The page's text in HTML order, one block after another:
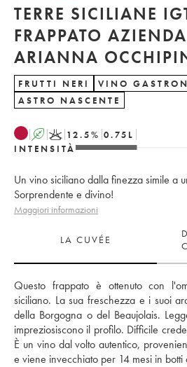
TERRE SICILIANE
FRAPPATO
FRUTTI NERI
VINO
ASTRO NASCENTE
A K 12.5% 0.75 L
INTENSITÀ
Un vino siciliano dalla finezza simile a
Sorprendente e divino!
Maggiori informazioni
LA CUVÉE
Questo frappato è ottenuto con
siciliano. La sua freschezza e i suoi
della Borgogna o del Beaujolais.
impreziosiscono il profilo. Difficile
È un vino dal volto autentico,
e viene invecchiato per 14 mesi in